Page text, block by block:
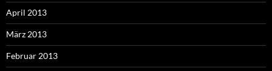
April 2013
März 2013
Februar 2013